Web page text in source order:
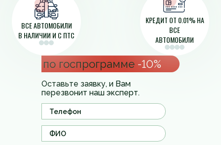
по госпрограмме -10%
Оставьте заявку, и Вам
перезвонит наш эксперт.
ВСЕ АВТОМОБИЛИ
В НАЛИЧИИ И С ПТС
КРЕДИТ ОТ 0.01% НА
ВСЕ
АВТОМОБИЛИ